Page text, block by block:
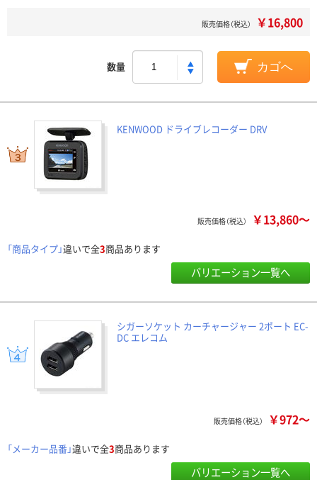
販売価格（税込） ￥16,800
数量 カゴへ
KENWOOD ドライブレコーダー DRV
販売価格（税込） ￥13,860～
「商品タイプ」違いで全3商品あります
バリエーション一覧へ
シガーソケット カーチャージャー 2ポート EC-
DC エレコム
販売価格（税込） ￥972～
「メーカー品番」違いで全3商品あります
バリエーション一覧へ